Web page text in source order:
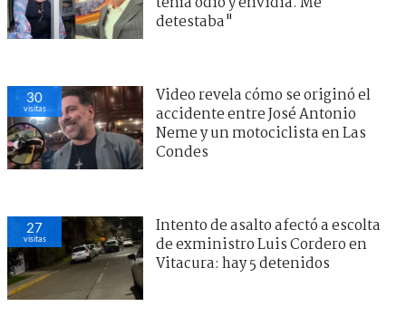
detestaba"
30
visitas
Video revela cómo se originó el
accidente entre José Antonio
Neme y un motociclista en Las
Condes
27
visitas
Intento de asalto afectó a escolta
de exministro Luis Cordero en
Vitacura: hay 5 detenidos